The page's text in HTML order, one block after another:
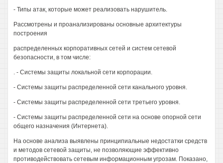
- Типы атак, которые может реализовать нарушитель.
Рассмотрены и проанализированы основные архитектуры
построения
распределенных корпоративных сетей и систем сетевой
безопасности, в том числе:
. - Системы защиты локальной сети корпорации.
- Системы защиты распределенной сети канального уровня.
- Системы защиты распределенной сети третьего уровня.
- Системы защиты распределенной сети на основе опорной сети
общего назначения (Интернета).
На основе анализа выявлены принципиальные недостатки средств
и методов сетевой защиты, не позволяющие эффективно
противодействовать сетевым информационным угрозам. Показано,